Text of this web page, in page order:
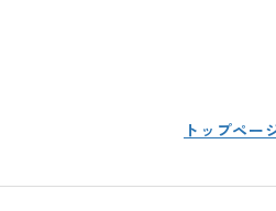
トップペー